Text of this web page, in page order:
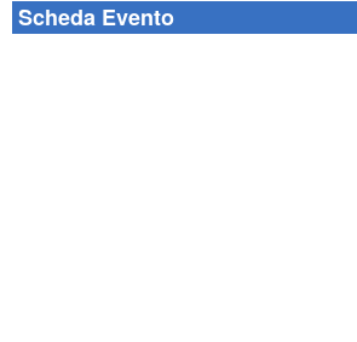
Scheda Evento